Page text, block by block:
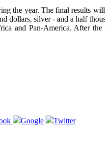
the year. The final results
dollars, silver - and a half
and Pan-America. After
Google Twitter